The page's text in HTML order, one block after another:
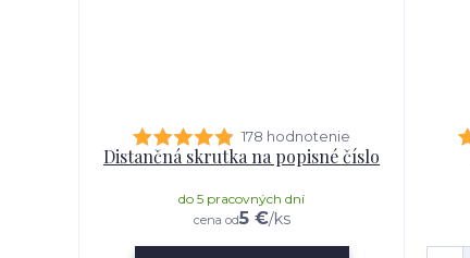
178 hodnotenie
Distančná skrutka na popisné číslo
cena od5 €/ks
do 5 pracovných dní